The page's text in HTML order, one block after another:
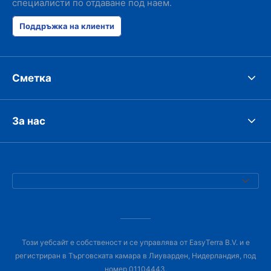
специалисти по отдаване под наем.
Поддръжка на клиенти
Сметка
За нас
Този уебсайт е собственост и се управлява от EasyTerra B.V. и е
регистриран в Търговската камара в Лиуварден, Нидерландия, под
номер 01104443.